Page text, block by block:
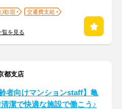
)歓迎
交通費支給
覧を見る
都支店
齢者向けマンションstaff】亀
清潔で快適な施設で働こう♪